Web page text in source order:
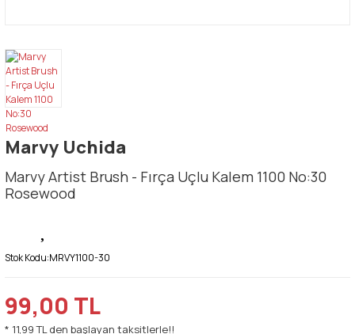
Marvy Uchida
Marvy Artist Brush - Fırça Uçlu Kalem 1100 No:30
Rosewood
Stok Kodu:MRVY1100-30
99,00 TL
* 11,99 TL den başlayan taksitlerle!!